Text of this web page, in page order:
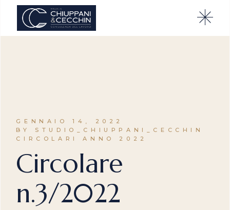
GENNAIO 14, 2022
BY STUDIO_CHIUPPANI_CECCHIN
CIRCOLARI ANNO 2022
Circolare
n.3/2022